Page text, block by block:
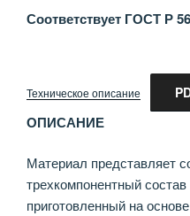
Соответствует ГОСТ Р
Техническое описание
ОПИСАНИЕ
Материал представляет
трехкомпонентный
приготовленный на